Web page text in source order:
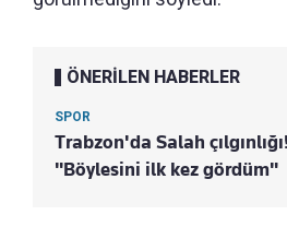
ÖNERİLEN HABERLER
SPOR
Trabzon'da Salah çılgınlığı!
"Böylesini ilk kez gördüm"